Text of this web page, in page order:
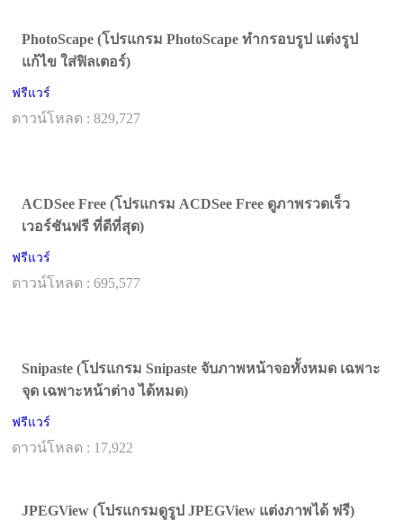
PhotoScape (โปรแกรม PhotoScape ทำกรอบรูป แต่งรูป
แก้ไข ใส่ฟิลเตอร์)
ฟรีแวร์
ดาวน์โหลด : 829,727
ACDSee Free (โปรแกรม ACDSee Free ดูภาพรวดเร็ว
เวอร์ชันฟรี ที่ดีที่สุด)
ฟรีแวร์
ดาวน์โหลด : 695,577
Snipaste (โปรแกรม Snipaste จับภาพหน้าจอทั้งหมด เฉพาะ
จุด เฉพาะหน้าต่าง ได้หมด)
ฟรีแวร์
ดาวน์โหลด : 17,922
JPEGView (โปรแกรมดูรูป JPEGView แต่งภาพได้ ฟรี)